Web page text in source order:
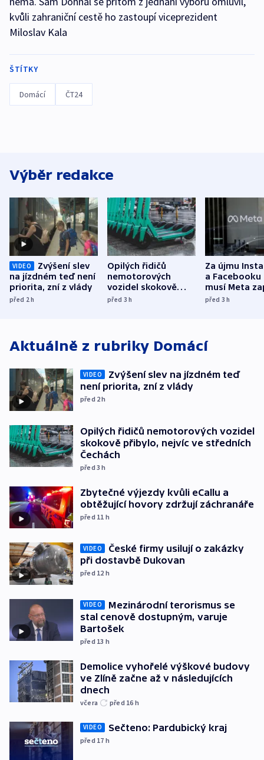
kvůli zahraniční cestě ho zastoupí viceprezident
Miloslav Kala
ŠTÍTKY
Domácí ČT24
Výběr redakce
VIDEO
Zvýšení slev
na jízdném teď není
priorita, zní z vlády
před 2h
Opilých řidičů
nemotorových
vozidel skokově
přibylo, nejvíc ve
před 3h
Za újmu
a
musí Meta
půl miliardy
před 3h
Aktuálně z rubriky Domácí
VIDEO
Zvýšení slev na jízdném teď
není priorita, zní z vlády
před 2h
Opilých řidičů nemotorových vozidel
skokově přibylo, nejvíc ve středních
Čechách
před 3h
Zbytečné výjezdy kvůli eCallu a
obtěžující hovory zdržují záchranáře
před 11 h
VIDEO
České firmy usilují o zakázky
při dostavbě Dukovan
před 12 h
VIDEO
Mezinárodní terorismus se
stal cenově dostupným, varuje
Bartošek
před 13 h
Demolice vyhořelé výškové budovy
ve Zlíně začne až v následujících
dnech
včera před 16 h
VIDEO Sečteno: Pardubický kraj
před 17 h